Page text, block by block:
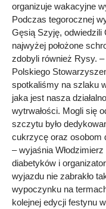
organizuje wakacyjne
Podczas tegorocznej
Gęsią Szyję, odwiedzili
najwyżej położone
zdobyli również Rysy.
Polskiego
spotkaliśmy na szlaku
jaka jest nasza
wytrwałości. Mogli się
szczytu było
cukrzycę oraz osobom
– wyjaśnia
diabetyków i
wyjazdu nie zabrakło
wypoczynku na
kolejnej edycji festynu